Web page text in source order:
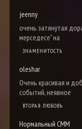
jeenny
очень затянутая
мерседесе" на
ЗНАМЕНИТОСТЬ
oleshar
Очень красивая и
событий, неявное
ВТОРАЯ ЛЮБОВЬ
Нормальный СММ